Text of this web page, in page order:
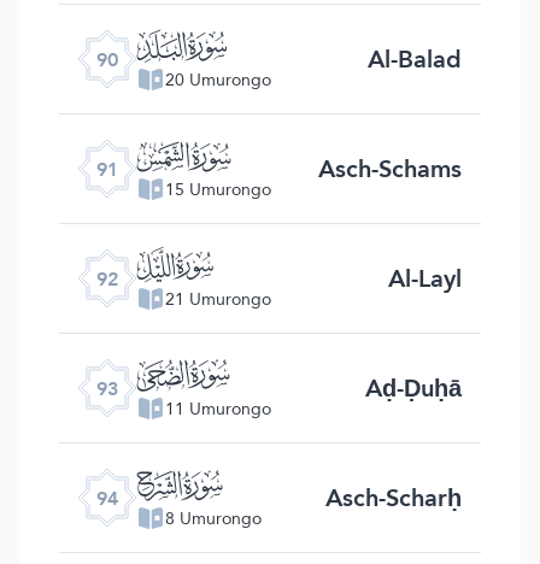
90 ﰇ
20 Umurongo Al-Balad
91 ﰈ
15 Umurongo Asch-Schams
92 ﰉ
21 Umurongo Al-Layl
93 ﰊ
11 Umurongo Aḍ-Ḍuḥā
94 ﰋ
8 Umurongo Asch-Scharḥ